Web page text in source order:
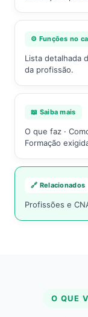
⚙️ Funções no
Lista detalhada
da profissão.
📖 Saiba mais
O que faz ·
Formação
🔗 Relacionados
Profissões e
O QUE